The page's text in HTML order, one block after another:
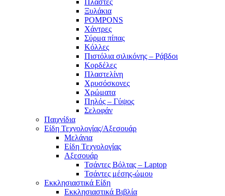
Πλάστες
Ξυλάκια
POMPONS
Χάντρες
Σύρμα πίπας
Κόλλες
Πιστόλια σιλικόνης – Ράβδοι
Κορδέλες
Πλαστελίνη
Χρυσόσκονες
Χρώματα
Πηλός – Γύψος
Σελοφάν
Παιχνίδια
Είδη Τεχνολογίας/Αξεσουάρ
Μελάνια
Είδη Τεχνολογίας
Αξεσουάρ
Τσάντες Βόλτας – Laptop
Τσάντες μέσης-ώμου
Εκκλησιαστικά Είδη
Εκκλησιαστικά Βιβλία